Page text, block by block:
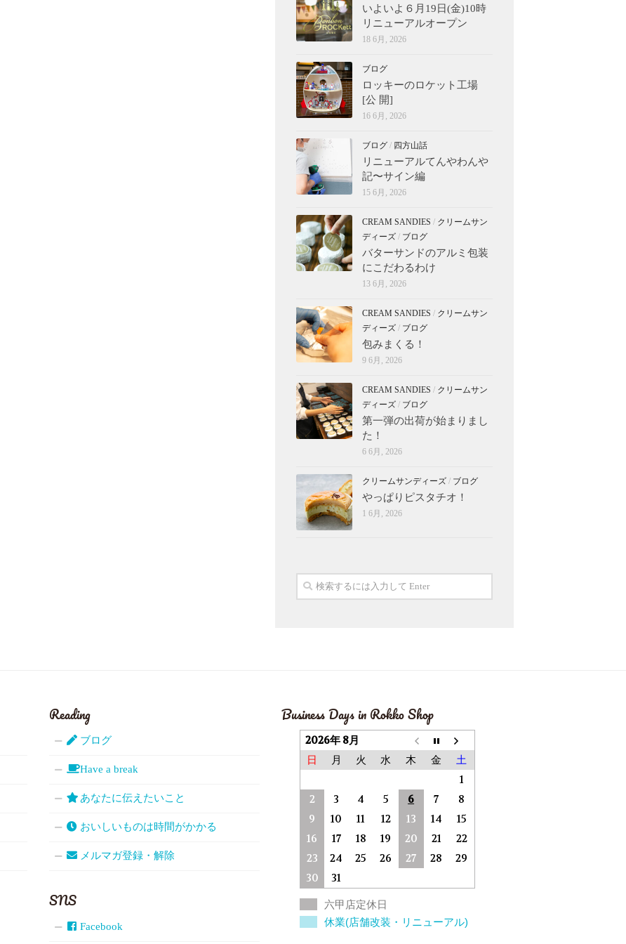
いよいよ６月19日(金)10時
リニューアルオープン
18 6月, 2026
ブログ
ロッキーのロケット工場
[公 開]
16 6月, 2026
ブログ / 四方山話
リニューアルてんやわんや
記〜サイン編
15 6月, 2026
CREAM SANDIES / クリームサン
ディーズ / ブログ
バターサンドのアルミ包装
にこだわるわけ
13 6月, 2026
CREAM SANDIES / クリームサン
ディーズ / ブログ
包みまくる！
9 6月, 2026
CREAM SANDIES / クリームサン
ディーズ / ブログ
第一弾の出荷が始まりまし
た！
6 6月, 2026
クリームサンディーズ / ブログ
やっぱりピスタチオ！
1 6月, 2026
Reading
ブログ
Have a break
あなたに伝えたいこと
おいしいものは時間がかかる
メルマガ登録・解除
SNS
Facebook
Business Days in Rokko Shop
2026年 8月
日 月 火 水 木 金 土
1
2
3 4 5 6 7
8
9
10 11 12 13 14
15
16
17 18 19 20 21
22
23
24 25 26 27 28
29
30
31
六甲店定休日
休業(店舗改装・リニューアル)